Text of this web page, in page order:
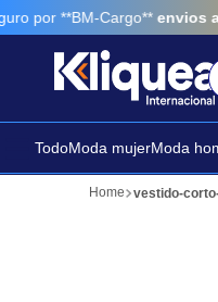
**BM-Cargo** envios a
TodoModa mujerModa
vestido-
2.